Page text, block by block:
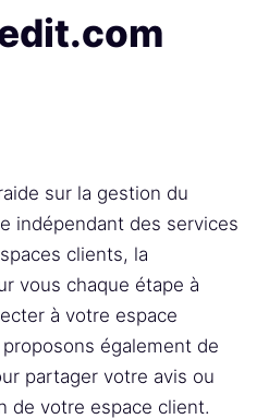
sur la gestion du
indépendant des services
clients, la
vous chaque étape à
à votre espace
également de
partager votre avis ou
de votre espace client.